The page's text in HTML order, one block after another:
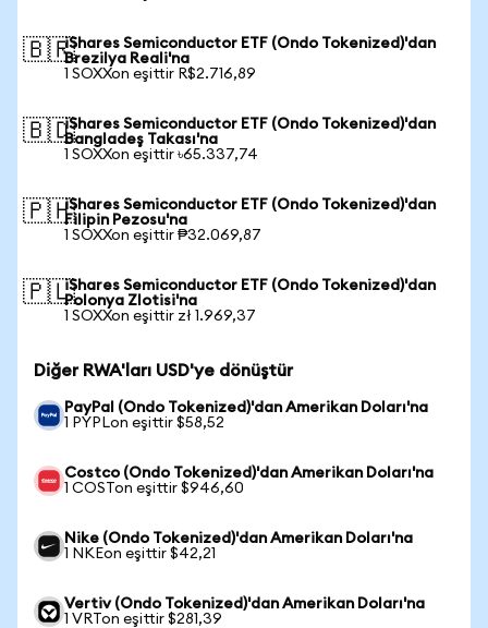
🇧🇷iShares Semiconductor ETF (Ondo Tokenized)'dan
Brezilya Reali'na
1 SOXXon eşittir R$2.716,89
🇧🇩iShares Semiconductor ETF (Ondo Tokenized)'dan
Bangladeş Takası'na
1 SOXXon eşittir ৳65.337,74
🇵🇭iShares Semiconductor ETF (Ondo Tokenized)'dan
Filipin Pezosu'na
1 SOXXon eşittir ₱32.069,87
🇵🇱iShares Semiconductor ETF (Ondo Tokenized)'dan
Polonya Zlotisi'na
1 SOXXon eşittir zł 1.969,37
Diğer RWA'ları USD'ye dönüştür
PayPal (Ondo Tokenized)'dan Amerikan Doları'na
1 PYPLon eşittir $58,52
Costco (Ondo Tokenized)'dan Amerikan Doları'na
1 COSTon eşittir $946,60
Nike (Ondo Tokenized)'dan Amerikan Doları'na
1 NKEon eşittir $42,21
Vertiv (Ondo Tokenized)'dan Amerikan Doları'na
1 VRTon eşittir $281,39